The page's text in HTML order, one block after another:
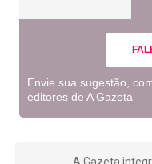
Envie sua sugestão,
editores de A Gazeta